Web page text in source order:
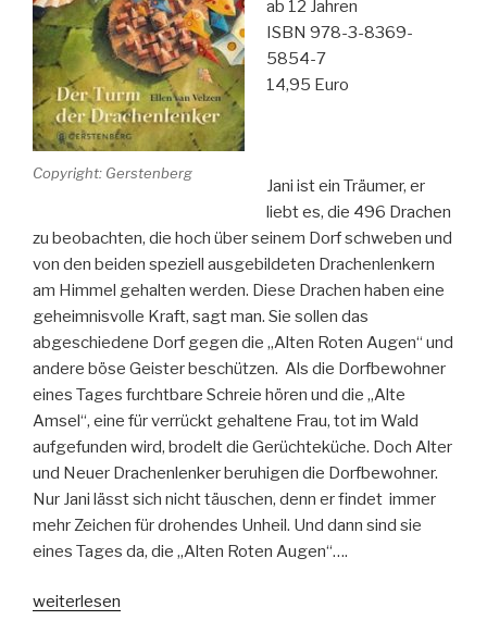
Copyright: Gerstenberg
ab 12 Jahren
ISBN 978-3-8369-
5854-7
14,95 Euro
Jani ist ein Träumer, er
liebt es, die 496 Drachen
zu beobachten, die hoch über seinem Dorf schweben und
von den beiden speziell ausgebildeten Drachenlenkern
am Himmel gehalten werden. Diese Drachen haben eine
geheimnisvolle Kraft, sagt man. Sie sollen das
abgeschiedene Dorf gegen die „Alten Roten Augen“ und
andere böse Geister beschützen. Als die Dorfbewohner
eines Tages furchtbare Schreie hören und die „Alte
Amsel“, eine für verrückt gehaltene Frau, tot im Wald
aufgefunden wird, brodelt die Gerüchteküche. Doch Alter
und Neuer Drachenlenker beruhigen die Dorfbewohner.
Nur Jani lässt sich nicht täuschen, denn er findet immer
mehr Zeichen für drohendes Unheil. Und dann sind sie
eines Tages da, die „Alten Roten Augen“….
„Der
weiterlesen